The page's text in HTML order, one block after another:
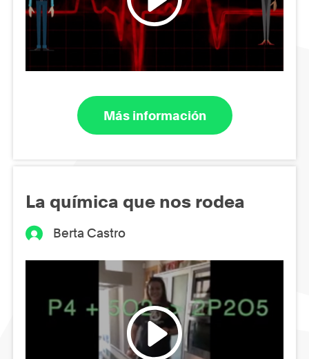
Más información
La química que nos rodea
Berta Castro